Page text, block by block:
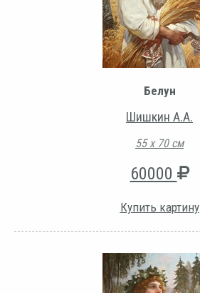
Белун
Шишкин А.А.
55 х 70 см
60000
Купить картину